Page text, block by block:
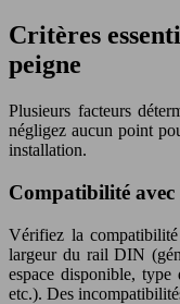
Critères
peigne
Plusieurs facteurs
négligez aucun point
installation.
Compatibilité avec
Vérifiez la
largeur du rail DIN
espace disponible, type
etc.). Des